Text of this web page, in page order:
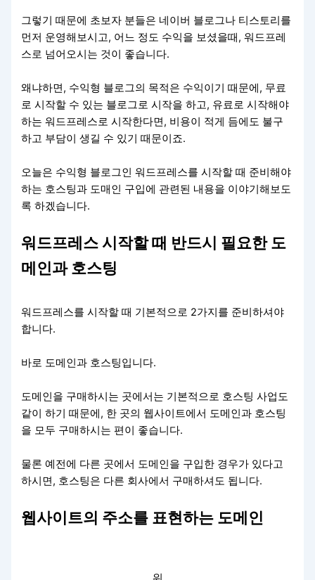
그렇기 때문에 초보자 분들은 네이버 블로그나 티스토리를
먼저 운영해보시고, 어느 정도 수익을 보셨을때, 워드프레
스로 넘어오시는 것이 좋습니다.
왜냐하면, 수익형 블로그의 목적은 수익이기 때문에, 무료
로 시작할 수 있는 블로그로 시작을 하고, 유료로 시작해야
하는 워드프레스로 시작한다면, 비용이 적게 듬에도 불구
하고 부담이 생길 수 있기 때문이죠.
오늘은 수익형 블로그인 워드프레스를 시작할 때 준비해야
하는 호스팅과 도매인 구입에 관련된 내용을 이야기해보도
록 하겠습니다.
워드프레스 시작할 때 반드시 필요한 도
메인과 호스팅
워드프레스를 시작할 때 기본적으로 2가지를 준비하셔야
합니다.
바로 도메인과 호스팅입니다.
도메인을 구매하시는 곳에서는 기본적으로 호스팅 사업도
같이 하기 때문에, 한 곳의 웹사이트에서 도메인과 호스팅
을 모두 구매하시는 편이 좋습니다.
물론 예전에 다른 곳에서 도메인을 구입한 경우가 있다고
하시면, 호스팅은 다른 회사에서 구매하셔도 됩니다.
웹사이트의 주소를 표현하는 도메인